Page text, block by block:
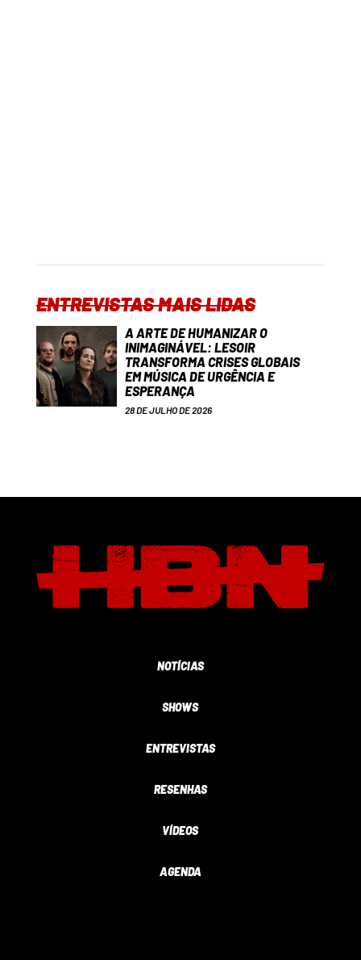
ENTREVISTAS MAIS LIDAS
A ARTE DE HUMANIZAR O
INIMAGINÁVEL: LESOIR
TRANSFORMA CRISES GLOBAIS
EM MÚSICA DE URGÊNCIA E
ESPERANÇA
28 DE JULHO DE 2026
NOTÍCIAS
SHOWS
ENTREVISTAS
RESENHAS
VÍDEOS
AGENDA